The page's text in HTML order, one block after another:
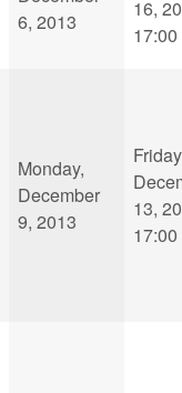
6, 2013
16,
17:00
Monday,
December
9, 2013
13,
17:00